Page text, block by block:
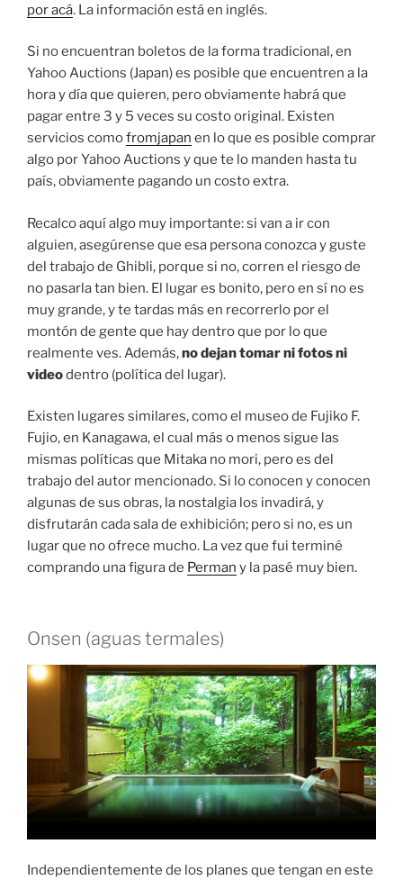
por acá. La información está en inglés.
Si no encuentran boletos de la forma tradicional, en
Yahoo Auctions (Japan) es posible que encuentren a la
hora y día que quieren, pero obviamente habrá que
pagar entre 3 y 5 veces su costo original. Existen
servicios comofromjapan en lo que es posible comprar
algo por Yahoo Auctions y que te lo manden hasta tu
país, obviamente pagando un costo extra.
Recalco aquí algo muy importante: si van a ir con
alguien, asegúrense que esa persona conozca y guste
del trabajo de Ghibli, porque si no, corren el riesgo de
no pasarla tan bien. El lugar es bonito, pero en sí no es
muy grande, y te tardas más en recorrerlo por el
montón de gente que hay dentro que por lo que
realmente ves. Además,no dejan tomar ni fotos ni
videodentro (política del lugar).
Existen lugares similares, como el museo de Fujiko F.
Fujio, en Kanagawa, el cual más o menos sigue las
mismas políticas que Mitaka no mori, pero es del
trabajo del autor mencionado. Si lo conocen y conocen
algunas de sus obras, la nostalgia los invadirá, y
disfrutarán cada sala de exhibición; pero si no, es un
lugar que no ofrece mucho. La vez que fui terminé
comprando una figura de Perman y la pasé muy bien.
Onsen (aguas termales)
Independientemente de los planes que tengan en este